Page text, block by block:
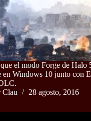
el modo Forge de Halo
en Windows 10 junto con
Clau
28 agosto, 2016